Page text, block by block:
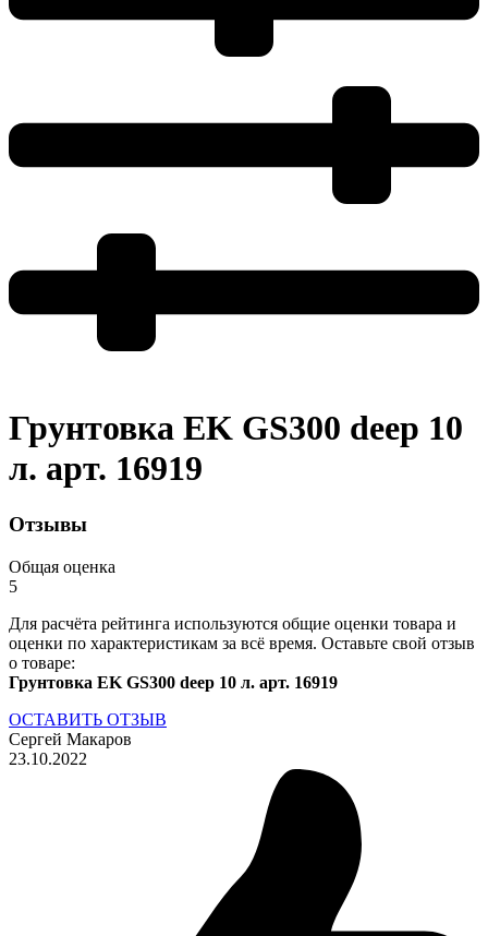
Грунтовка EK GS300 deep 10
л. арт. 16919
Отзывы
Общая оценка
5
Для расчёта рейтинга используются общие оценки товара и
оценки по характеристикам за всё время. Оставьте свой отзыв
о товаре:
Грунтовка EK GS300 deep 10 л. арт. 16919
ОСТАВИТЬ ОТЗЫВ
Сергей Макаров
23.10.2022